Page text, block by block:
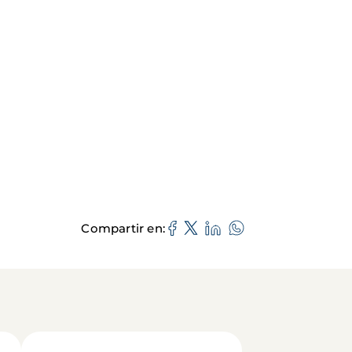
Compartir en